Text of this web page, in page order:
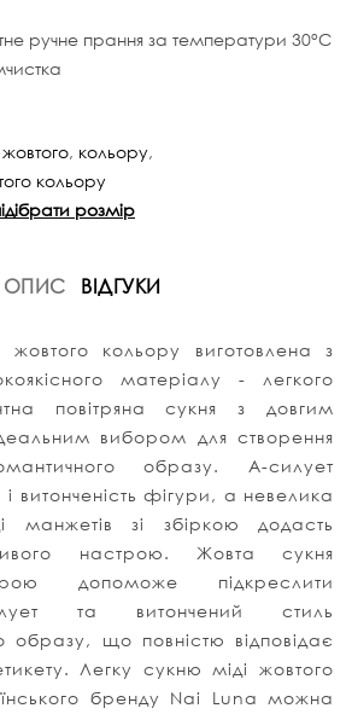
ручне прання за температури 30°C
жовтого, кольору,
кольору
розмір
ОПИС ВІДГУКИ
жовтого кольору виготовлена з
матеріалу - легкого
повітряна сукня з довгим
вибором для створення
образу. А-силует
і витонченість фігури, а невелика
манжетів зі збіркою додасть
настрою. Жовта сукня
допоможе підкреслити
та витончений стиль
образу, що повністю відповідає
Легку сукню міді жовтого
бренду Nai Luna можна